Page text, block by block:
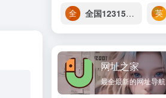
全国12315平台
网址之家
最全最新的网址导航